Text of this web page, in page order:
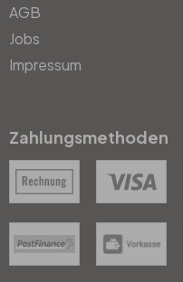
AGB
Jobs
Impressum
Zahlungsmethoden